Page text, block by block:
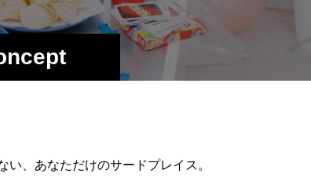
い、あなただけのサードプレイス。